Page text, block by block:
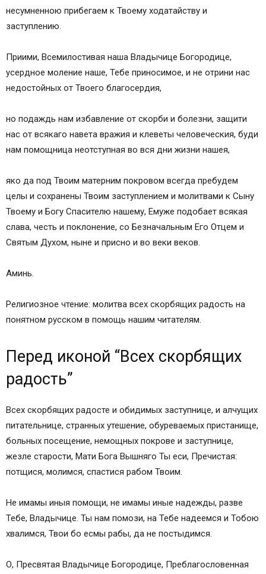
несумненною прибегаем к Твоему ходатайству и
заступлению.
Приими, Всемилостивая наша Владычице Богородице,
усердное моление наше, Тебе приносимое, и не отрини нас
недостойных от Твоего благосердия,
но подаждь нам избавление от скорби и болезни, защити
нас от всякаго навета вражия и клеветы человеческия, буди
нам помощница неотступная во вся дни жизни нашея,
яко да под Твоим матерним покровом всегда пребудем
целы и сохранены Твоим заступлением и молитвами к Сыну
Твоему и Богу Спасителю нашему, Емуже подобает всякая
слава, честь и поклонение, со Безначальным Его Отцем и
Святым Духом, ныне и присно и во веки веков.
Аминь.
Религиозное чтение: молитва всех скорбящих радость на
понятном русском в помощь нашим читателям.
Перед иконой “Всех скорбящих
радость”
Всех скорбящих радосте и обидимых заступнице, и алчущих
питательнице, странных утешение, обуреваемых пристанище,
больных посещение, немощных покрове и заступнице,
жезле старости, Мати Бога Вышняго Ты еси, Пречистая:
потщися, молимся, спастися рабом Твоим.
Не имамы иныя помощи, не имамы иные надежды, разве
Тебе, Владычице. Ты нам помози, на Тебе надеемся и Тобою
хвалимся, Твои бо есмы рабы, да не постыдимся.
О, Пресвятая Владычице Богородице, Преблагословенная